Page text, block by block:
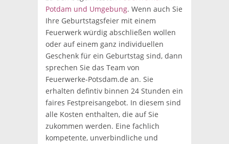
Potdam und Umgebung. Wenn auch Sie
Ihre Geburtstagsfeier mit einem
Feuerwerk würdig abschließen wollen
oder auf einem ganz individuellen
Geschenk für ein Geburtstag sind, dann
sprechen Sie das Team von
Feuerwerke-Potsdam.de an. Sie
erhalten defintiv binnen 24 Stunden ein
faires Festpreisangebot. In diesem sind
alle Kosten enthalten, die auf Sie
zukommen werden. Eine fachlich
kompetente, unverbindliche und